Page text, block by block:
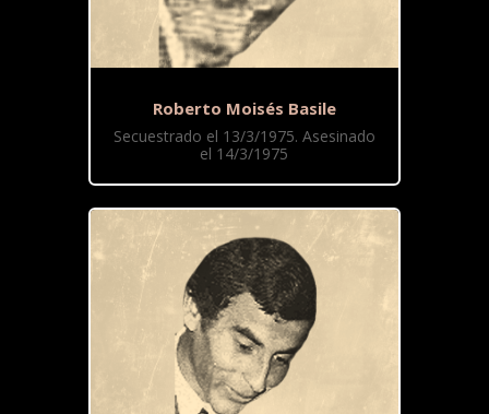
Roberto Moisés Basile
Secuestrado el 13/3/1975. Asesinado
el 14/3/1975